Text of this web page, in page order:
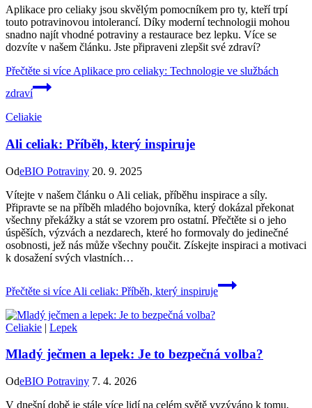
Aplikace pro celiaky jsou skvělým pomocníkem pro ty, kteří trpí
touto potravinovou intolerancí. Díky moderní technologii mohou
snadno najít vhodné potraviny a restaurace bez lepku. Více se
dozvíte v našem článku. Jste připraveni zlepšit své zdraví?
Přečtěte si více Aplikace pro celiaky: Technologie ve službách
zdraví
Celiakie
Ali celiak: Příběh, který inspiruje
OdeBIO Potraviny 20. 9. 2025
Vítejte v našem článku o Ali celiak, příběhu inspirace a síly.
Připravte se na příběh mladého bojovníka, který dokázal překonat
všechny překážky a stát se vzorem pro ostatní. Přečtěte si o jeho
úspěších, výzvách a nezdarech, které ho formovaly do jedinečné
osobnosti, jež nás může všechny poučit. Získejte inspiraci a motivaci
k dosažení svých vlastních…
Přečtěte si více Ali celiak: Příběh, který inspiruje
Celiakie | Lepek
Mladý ječmen a lepek: Je to bezpečná volba?
OdeBIO Potraviny 7. 4. 2026
V dnešní době je stále více lidí na‌ celém světě vyzýváno⁤ k ‌tomu,